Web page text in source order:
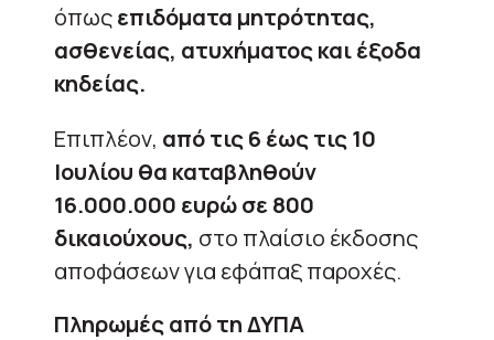
όπωςεπιδόματα μητρότητας,
ασθενείας, ατυχήματος και έξοδα
κηδείας.
Επιπλέον, από τις 6 έως τις 10
Ιουλίου θα καταβληθούν
16.000.000 ευρώ σε 800
δικαιούχους, στο πλαίσιο έκδοσης
αποφάσεων για εφάπαξ παροχές.
Πληρωμές από τη ΔΥΠΑ